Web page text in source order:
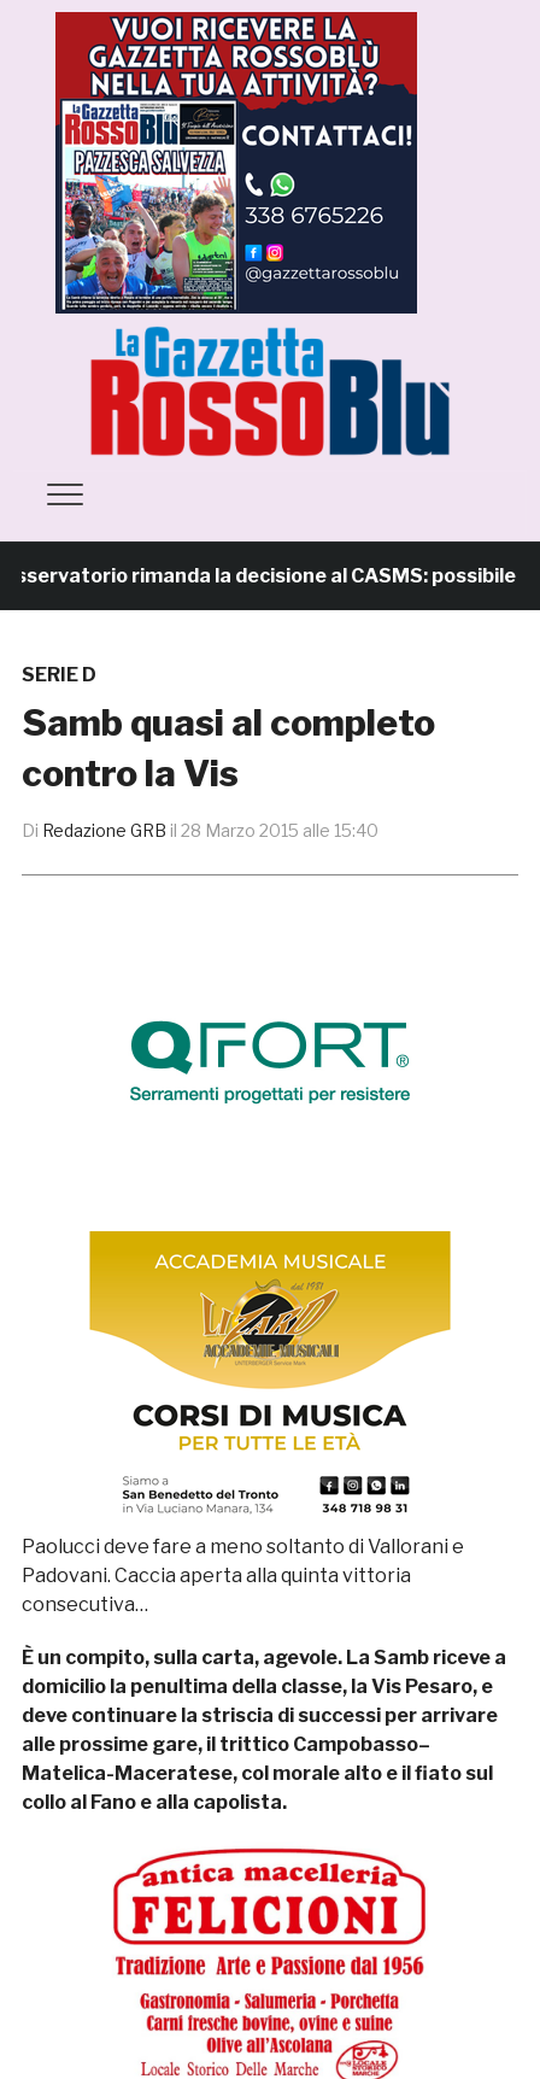
rimanda la decisione al CASMS: possibile
SERIE D
Samb quasi al completo
contro la Vis
Di Redazione GRB il 28 Marzo 2015 alle 15:40
Paolucci deve fare a meno soltanto di Vallorani e
Padovani. Caccia aperta alla quinta vittoria
consecutiva…
È un compito, sulla carta, agevole. La Samb riceve a
domicilio la penultima della classe, la Vis Pesaro, e
deve continuare la striscia di successi per arrivare
alle prossime gare, il trittico Campobasso–
Matelica-Maceratese, col morale alto e il fiato sul
collo al Fano e alla capolista.